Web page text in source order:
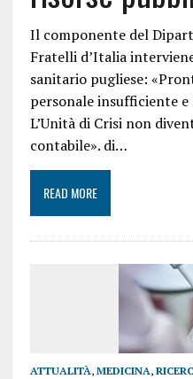
Il componente del
Fratelli d’Italia
sanitario pugliese:
personale insufficiente
L’Unità di Crisi non
contabile». di…
READ MORE
ATTUALITÀ, MEDICINA,